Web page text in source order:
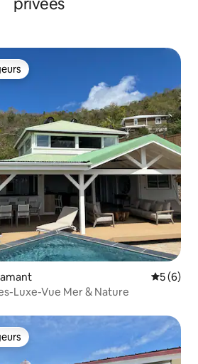
privées
5 (6)
Luxe-Vue Mer & Nature